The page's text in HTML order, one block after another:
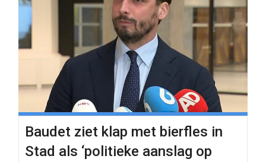
Baudet ziet klap met bierfles in
Stad als ‘politieke aanslag op